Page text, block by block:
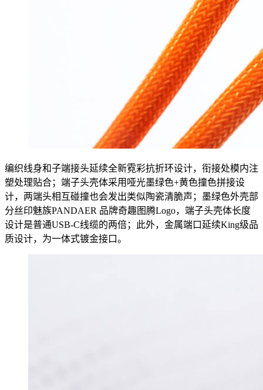
编织线身和子端接头延续全新霓彩抗折环设计，衔接处模内注
塑处理贴合；端子头壳体采用哑光墨绿色+黄色撞色拼接设
计，两端头相互碰撞也会发出类似陶瓷清脆声；墨绿色外壳部
分丝印魅族PANDAER 品牌奇趣图腾Logo，端子头壳体长度
设计是普通USB-C线缆的两倍；此外，金属端口延续King级品
质设计，为一体式镀金接口。